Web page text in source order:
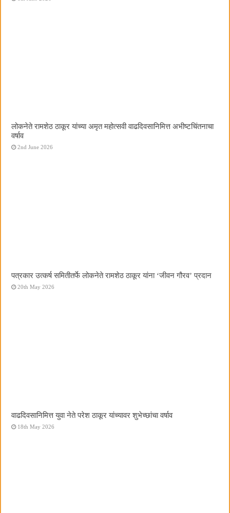
लोकनेते रामशेठ ठाकूर यांच्या अमृत महोत्सवी वाढदिवसानिमित्त अभीष्टचिंतनाचा
वर्षाव
2nd June 2026
पत्रकार उत्कर्ष समितीतर्फे लोकनेते रामशेठ ठाकूर यांना ‌‘जीवन गौरव‌’ प्रदान
20th May 2026
वाढदिवसानिमित्त युवा नेते परेश ठाकूर यांच्यावर शुभेच्छांचा वर्षाव
18th May 2026